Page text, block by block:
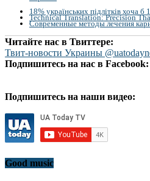
18% українських підлітків хоча
Technical Translation: Precision
Современные методы лечения
Читайте нас в Твиттере:
Твит-новости Украины
Подпишитесь на нас в Facebook:
Подпишитесь на наши видео:
Good music